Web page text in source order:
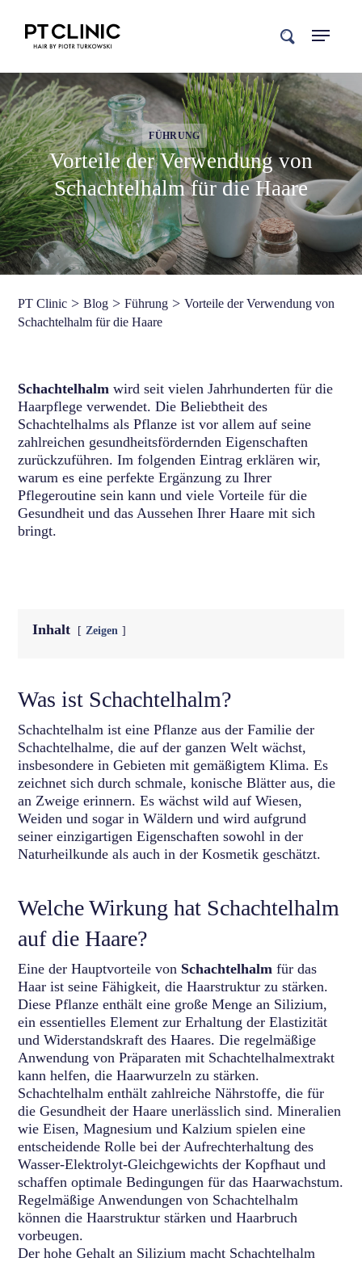
search
FÜHRUNG
Vorteile der Verwendung von
Schachtelhalm für die Haare
PT Clinic >Blog >Führung >Vorteile der Verwendung von
Schachtelhalm für die Haare
Schachtelhalmwird seit vielen Jahrhunderten für die
Haarpflege verwendet. Die Beliebtheit des
Schachtelhalms als Pflanze ist vor allem auf seine
zahlreichen gesundheitsfördernden Eigenschaften
zurückzuführen. Im folgenden Eintrag erklären wir,
warum es eine perfekte Ergänzung zu Ihrer
Pflegeroutine sein kann und viele Vorteile für die
Gesundheit und das Aussehen Ihrer Haare mit sich
bringt.
Inhalt Zeigen
Was ist Schachtelhalm?
Schachtelhalm ist eine Pflanze aus der Familie der
Schachtelhalme, die auf der ganzen Welt wächst,
insbesondere in Gebieten mit gemäßigtem Klima. Es
zeichnet sich durch schmale, konische Blätter aus, die
an Zweige erinnern. Es wächst wild auf Wiesen,
Weiden und sogar in Wäldern und wird aufgrund
seiner einzigartigen Eigenschaften sowohl in der
Naturheilkunde als auch in der Kosmetik geschätzt.
Welche Wirkung hat Schachtelhalm
auf die Haare?
Eine der Hauptvorteile von Schachtelhalmfür das
Haar ist seine Fähigkeit, die Haarstruktur zu stärken.
Diese Pflanze enthält eine große Menge an Silizium,
ein essentielles Element zur Erhaltung der Elastizität
und Widerstandskraft des Haares. Die regelmäßige
Anwendung von Präparaten mit Schachtelhalmextrakt
kann helfen, die Haarwurzeln zu stärken.
Schachtelhalm enthält zahlreiche Nährstoffe, die für
die Gesundheit der Haare unerlässlich sind. Mineralien
wie Eisen, Magnesium und Kalzium spielen eine
entscheidende Rolle bei der Aufrechterhaltung des
Wasser-Elektrolyt-Gleichgewichts der Kopfhaut und
schaffen optimale Bedingungen für das Haarwachstum.
Regelmäßige Anwendungen von Schachtelhalm
können die Haarstruktur stärken und Haarbruch
vorbeugen.
Der hohe Gehalt an Silizium macht Schachtelhalm